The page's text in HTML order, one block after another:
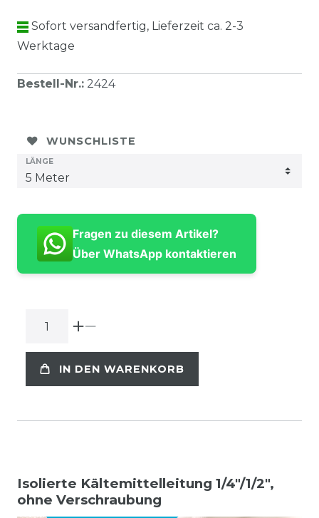
Sofort versandfertig, Lieferzeit ca. 2-3
Werktage
Bestell-Nr.: 2424
WUNSCHLISTE
LÄNGE
Fragen zu diesem Artikel?
Über WhatsApp kontaktieren
IN DEN WARENKORB
Isolierte Kältemittelleitung 1/4"/1/2",
ohne Verschraubung